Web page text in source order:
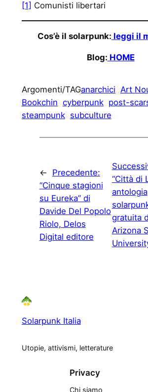
[1] Comunisti libertari
Cos’è il solarpunk: leggi il
Blog: HOME
Argomenti/TAGanarchici Art
Bookchin cyberpunk post-
steampunk subculture
←
Precedente:
“Cinque stagioni
su Eureka” di
Davide Del Popolo
Riolo, Delos
Digital editore
“Città di
antologia
gratuita
Arizona
Solarpunk Italia
Utopie, attivismi, letterature
Privacy
Chi siamo